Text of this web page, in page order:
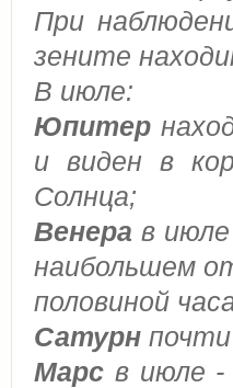
При
зените
В июле:
Юпитер
и виден в
Солнца;
Венера в
наибольшем
половиной
Сатурн почти
Марс в июле -